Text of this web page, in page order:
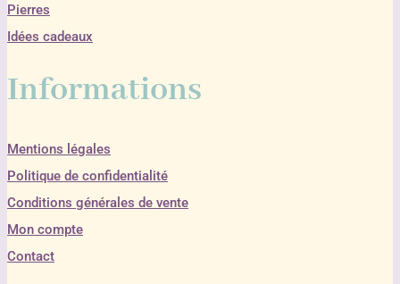
Pierres
Idées cadeaux
Informations
Mentions légales
Politique de confidentialité
Conditions générales de vente
Mon compte
Contact